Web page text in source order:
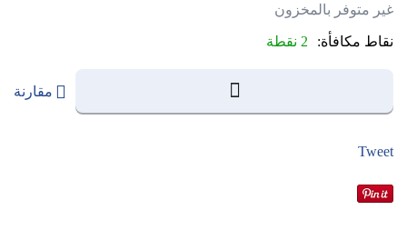
غير متوفر بالمخزون
نقاط مكافأة: 2 نقطة
مقارنة
Tweet